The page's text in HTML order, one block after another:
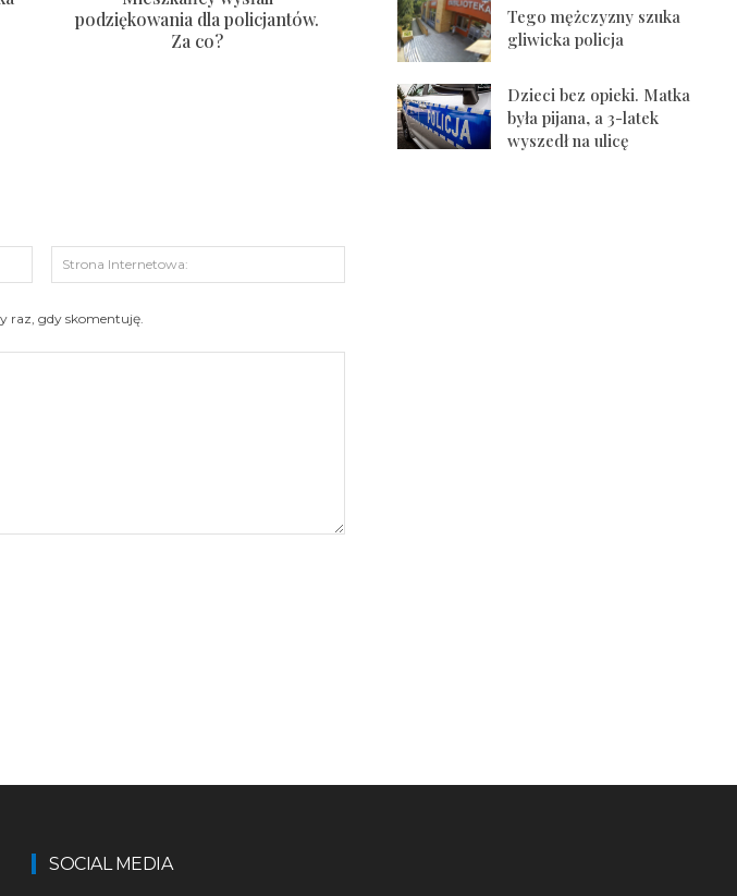
podziękowania dla policjantów.
Za co?
mail:
Internetowa:
raz, gdy skomentuję.
Tego mężczyzny szuka
gliwicka policja
Dzieci bez opieki. Matka
była pijana, a 3-latek
wyszedł na ulicę
SOCIAL MEDIA